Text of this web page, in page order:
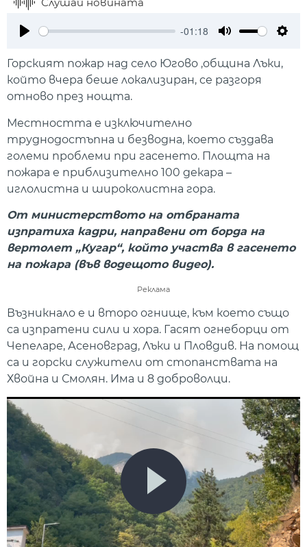
Слушай новината
-01:18
Горският пожар над село Югово ,община Лъки,
който вчера беше локализиран, се разгоря
отново през нощта.
Местността е изключително
труднодостъпна и безводна, което създава
големи проблеми при гасенето. Площта на
пожара е приблизително 100 декара –
иглолистна и широколистна гора.
От министерството на отбраната
изпратиха кадри, направени от борда на
вертолет „Кугар“, който участва в гасенето
на пожара (във водещото видео).
Реклама
Възникнало е и второ огнище, към което също
са изпратени сили и хора. Гасят огнеборци от
Чепеларе, Асеновград, Лъки и Пловдив. На помощ
са и горски служители от стопанствата на
Хвойна и Смолян. Има и 8 доброволци.